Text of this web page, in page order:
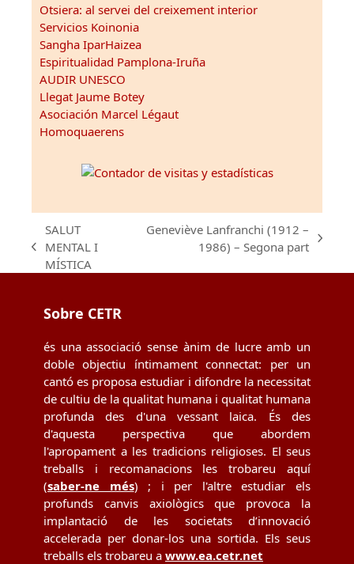
Otsiera: al servei del creixement interior
Servicios Koinonia
Sangha IparHaizea
Espiritualidad Pamplona-Iruña
AUDIR UNESCO
Llegat Jaume Botey
Asociación Marcel Légaut
Homoquaerens
previous
post:
SALUT
MENTAL I
MÍSTICA
Geneviève Lanfranchi (1912 –
1986) – Segona part
Sobre CETR
és una associació sense ànim de lucre amb un
doble objectiu íntimament connectat: per un
cantó es proposa estudiar i difondre la necessitat
de cultiu de la qualitat humana i qualitat humana
profunda des d'una vessant laica. És des
d'aquesta perspectiva que abordem
l'apropament a les tradicions religioses. El seus
treballs i recomanacions les trobareu aquí
(saber-ne més) ; i per l'altre estudiar els
profunds canvis axiològics que provoca la
implantació de les societats d’innovació
accelerada per donar-los una sortida. Els seus
treballs els trobareu a www.ea.cetr.net